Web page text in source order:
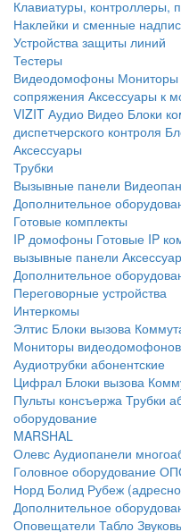
Клавиатуры, контроллеры,
Наклейки и сменные
Устройства защиты линий
Тестеры
Видеодомофоны
сопряжения Аксессуары к
VIZIT Аудио Видео Блоки
диспетчерского контроля
Аксессуары
Трубки
Вызывные панели
Дополнительное
Готовые комплекты
IP домофоны Готовые IP
вызывные панели
Дополнительное
Переговорные устройства
Интеркомы
Элтис Блоки вызова
Мониторы видеодомофонов
Аудиотрубки абонентские
Цифрал Блоки вызова
Пульты консъержа Трубки
оборудование
MARSHAL
Олевс Аудиопанели
Головное оборудование
Норд Болид Рубеж
Дополнительное
Оповещатели Табло